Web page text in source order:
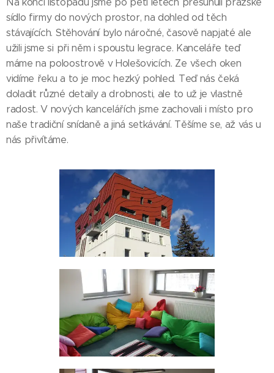
sídlo firmy do nových prostor, na dohled od těch
stávajících. Stěhování bylo náročné, časově napjaté ale
užili jsme si při něm i spoustu legrace. Kanceláře teď
máme na poloostrově v Holešovicích. Ze všech oken
vidíme řeku a to je moc hezký pohled. Teď nás čeká
doladit různé detaily a drobnosti, ale to už je vlastně
radost. V nových kancelářích jsme zachovali i místo pro
naše tradiční snídaně a jiná setkávání. Těšíme se, až vás u
nás přivítáme.